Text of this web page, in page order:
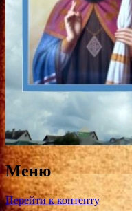
Меню
Перейти к контенту